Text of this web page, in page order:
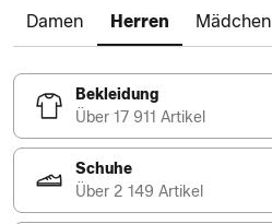
Damen Herren Mädchen
Bekleidung
Über 17 911 Artikel
Schuhe
Über 2 149 Artikel